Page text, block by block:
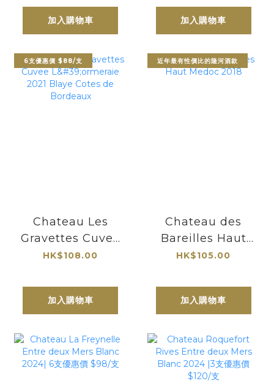
克
加入購物車 加入購物車
6支優惠價 $88/支
Chateau Les
Gravettes Cuvee
L'ormeraie 2021
Bordeaux
HK$108.00
加入購物車
近年最有性價比的隆河酒款
Chateau des
Bareilles Haut
Medoc 2018
HK$105.00
加入購物車